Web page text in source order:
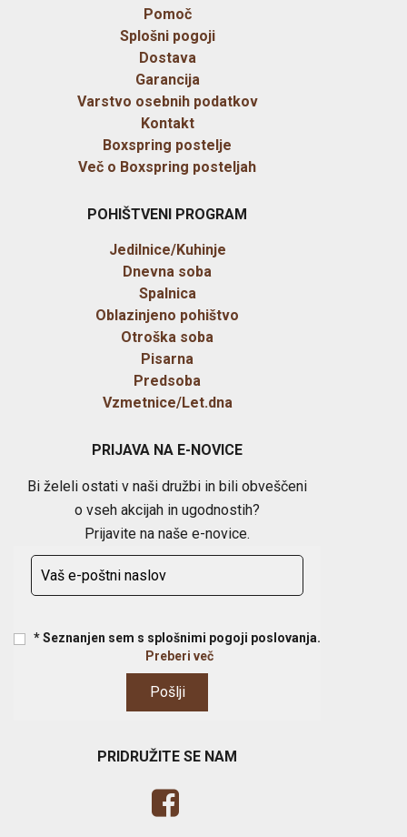
Pomoč
Splošni pogoji
Dostava
Garancija
Varstvo osebnih podatkov
Kontakt
Boxspring postelje
Več o Boxspring posteljah
POHIŠTVENI PROGRAM
Jedilnice/Kuhinje
Dnevna soba
Spalnica
Oblazinjeno pohištvo
Otroška soba
Pisarna
Predsoba
Vzmetnice/Let.dna
PRIJAVA NA E-NOVICE
Bi želeli ostati v naši družbi in bili obveščeni
o vseh akcijah in ugodnostih?
Prijavite na naše e-novice.
* Seznanjen sem s splošnimi pogoji poslovanja.
Preberi več
PRIDRUŽITE SE NAM